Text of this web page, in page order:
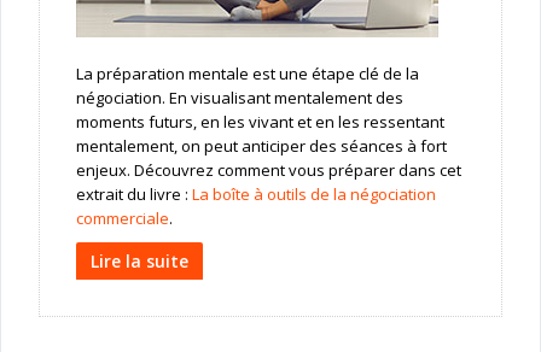
La préparation mentale est une étape clé de la
négociation. En visualisant mentalement des
moments futurs, en les vivant et en les ressentant
mentalement, on peut anticiper des séances à fort
enjeux. Découvrez comment vous préparer dans cet
extrait du livre : La boîte à outils de la négociation
commerciale.
Lire la suite